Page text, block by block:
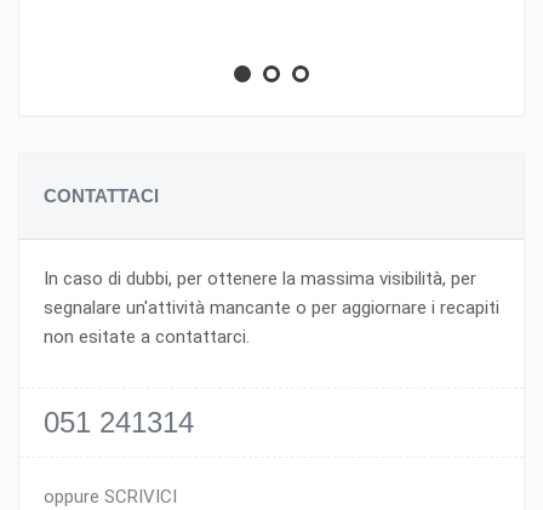
CONTATTACI
In caso di dubbi, per ottenere la massima visibilità, per
segnalare un'attività mancante o per aggiornare i recapiti
non esitate a contattarci.
051 241314
oppure SCRIVICI